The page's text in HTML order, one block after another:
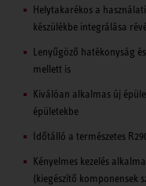
Helytakarékos a
készülékbe integrálása
Lenyűgöző hatékonyság
mellett is
Kiválóan alkalmas új
épületekbe
Időtálló a természetes
Kényelmes kezelés
(kiegészítő komponensek